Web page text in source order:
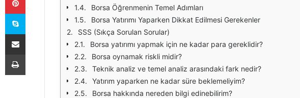
Borsa Öğrenmenin Temel Adımları
Borsa Yatırımı Yaparken Dikkat Edilmesi Gerekenler
SSS (Sıkça Sorulan Sorular)
Borsa yatırımı yapmak için ne kadar para gereklidir?
Borsa oynamak riskli midir?
Teknik analiz ve temel analiz arasındaki fark nedir?
Yatırım yaparken ne kadar süre beklemeliyim?
Borsa hakkında nereden bilgi edinebilirim?
Skype
E-Posta ile paylaş